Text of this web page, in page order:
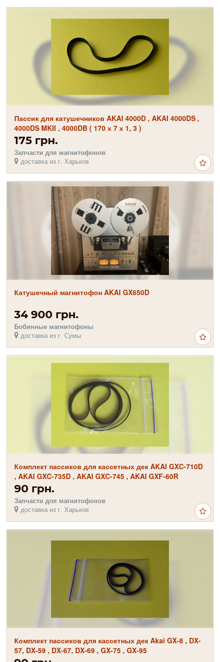
Пассик для катушечников AKAI 4000D , AKAI 4000DS ,
4000DS MKII , 4000DB ( 170 х 7 х 1, 3 )
175 грн.
Запчасти для магнитофонов
доставка из г. Харьков
Катушечный магнитофон AKAI GX650D
34 900 грн.
Бобинные магнитофоны
доставка из г. Сумы
Комплект пассиков для кассетных дек AKAI GXC-710D
, AKAI GXC-735D , AKAI GXC-745 , AKAI GXF-60R
90 грн.
Запчасти для магнитофонов
доставка из г. Харьков
Комплект пассиков для кассетных дек Akai GX-8 , DX-
57, DX-59 , DX-67, DX-69 , GX-75 , GX-95